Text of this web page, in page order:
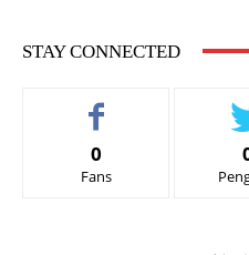
STAY CONNECTED
0
Fans